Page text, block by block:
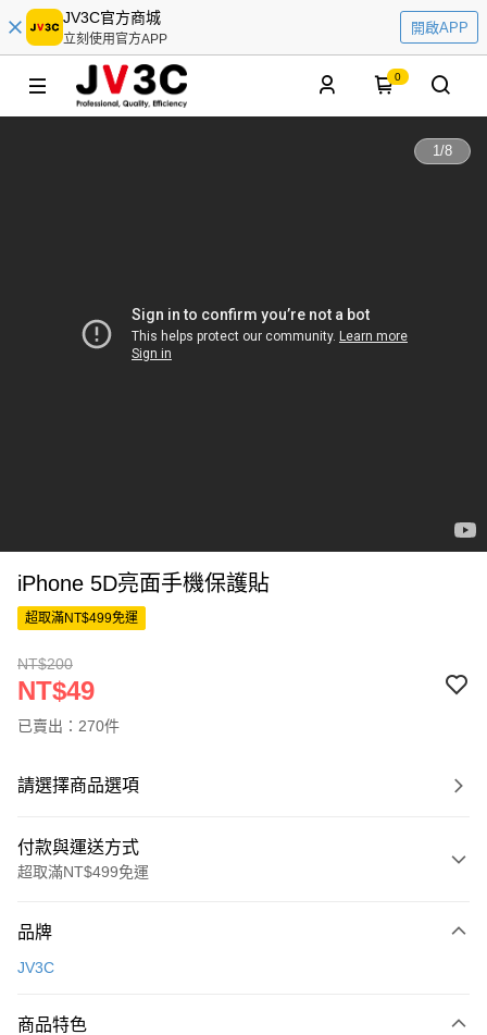
JV3C官方商城
立刻使用官方APP
開啟APP
0
1/8
iPhone 5D亮面手機保護貼
超取滿NT$499免運
NT$200
NT$49
已賣出：270件
請選擇商品選項
付款與運送方式
超取滿NT$499免運
信用卡一次付款
LINE Pay
品牌
JV3C
商品特色